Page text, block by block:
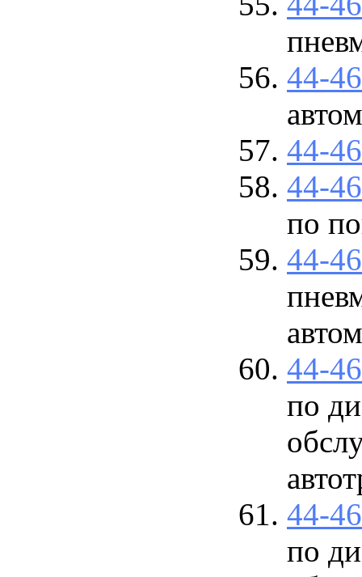
44-
44-
44-
по
44-
44-
по
44-
по